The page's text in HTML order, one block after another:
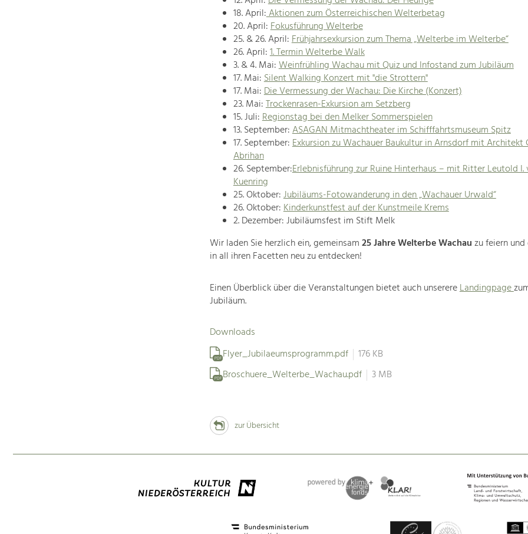
18. April:Aktionen zum Österreichischen Welterbetag
20. April:Fokusführung Welterbe
25. & 26. April:Frühjahrsexkursion zum Thema „Welterbe im Welterbe“
26. April:1. Termin Welterbe Walk
3. & 4. Mai:Weinfrühling Wachau mit Quiz und Infostand zum Jubiläum
17. Mai:Silent Walking Konzert mit "die Strottern"
17. Mai:Die Vermessung der Wachau: Die Kirche (Konzert)
23. Mai:Trockenrasen-Exkursion am Setzberg
15. Juli:Regionstag bei den Melker Sommerspielen
13. September:ASAGAN Mitmachtheater im Schifffahrtsmuseum Spitz
17. September:Exkursion zu Wachauer Baukultur in Arnsdorf mit Architekt
Abrihan
26. September:Erlebnisführung zur Ruine Hinterhaus – mit Ritter Leutold I.
Kuenring
25. Oktober:Jubiläums-Fotowanderung in den „Wachauer Urwald“
26. Oktober:Kinderkunstfest auf der Kunstmeile Krems
2. Dezember: Jubiläumsfest im Stift Melk
Wir laden Sie herzlich ein, gemeinsam25 Jahre Welterbe Wachauzu feiern
in all ihren Facetten neu zu entdecken!
Einen Überblick über die Veranstaltungen bietet auch unserereLandingpage
Jubiläum.
Downloads
PDF Flyer_Jubilaeumsprogramm.pdf 176 KB
PDF Broschuere_Welterbe_Wachau.pdf 3 MB
zur Übersicht